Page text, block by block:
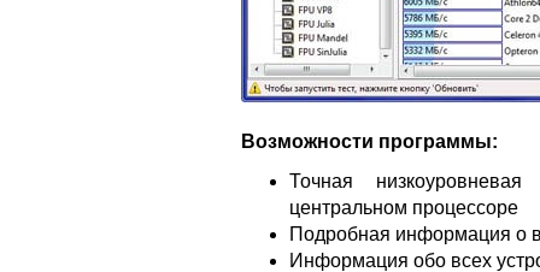
Возможности программы:
Точная
центральном процессоре
Подробная информация о
Информация обо всех